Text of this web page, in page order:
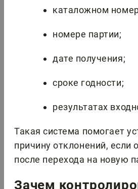
каталожном
номере партии;
дате получения;
сроке годности;
результатах
Такая система помогает
причину отклонений, если
после перехода на новую
Зачем